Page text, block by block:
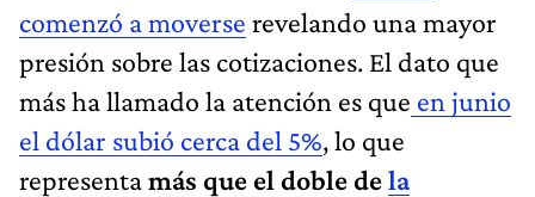
comenzó a moverse revelando una mayor
presión sobre las cotizaciones. El dato que
más ha llamado la atención es que en junio
el dólar subió cerca del 5%, lo que
representamás que el doble dela